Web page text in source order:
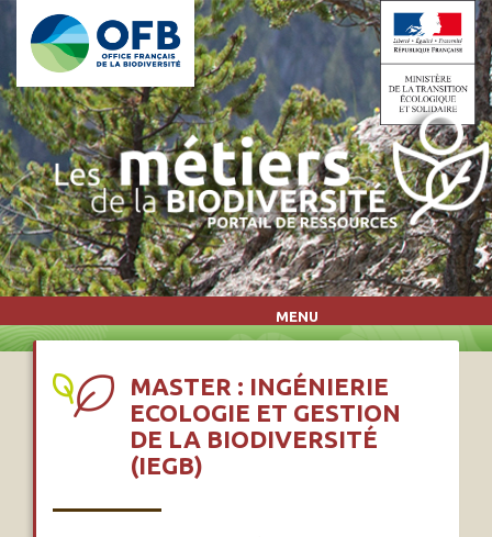
Aller au contenu principal
MENU
MASTER : INGÉNIERIE
ECOLOGIE ET GESTION
DE LA BIODIVERSITÉ
(IEGB)